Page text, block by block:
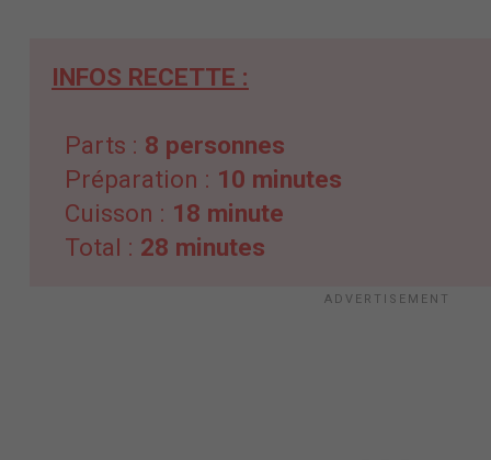
INFOS RECETTE :
Parts : 8 personnes
Préparation : 10 minutes
Cuisson : 18 minute
Total : 28 minutes